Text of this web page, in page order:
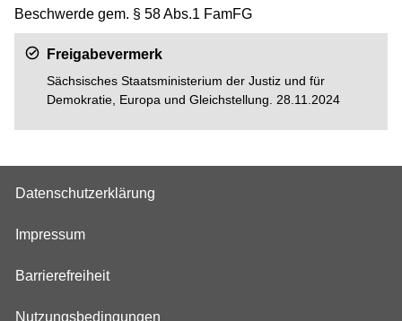
Beschwerde gem. § 58 Abs.1 FamFG
Freigabevermerk
Sächsisches Staatsministerium der Justiz und für
Demokratie, Europa und Gleichstellung. 28.11.2024
Datenschutzerklärung
Impressum
Barrierefreiheit
Nutzungsbedingungen